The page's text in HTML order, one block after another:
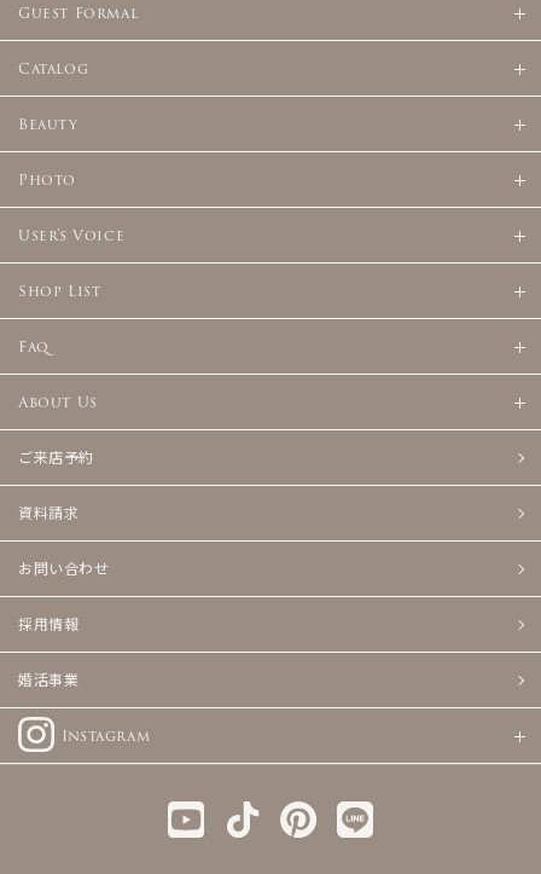
Guest Formal
Catalog
Beauty
Photo
User's Voice
Shop List
Faq
About Us
ご来店予約
資料請求
お問い合わせ
採用情報
婚活事業
Instagram